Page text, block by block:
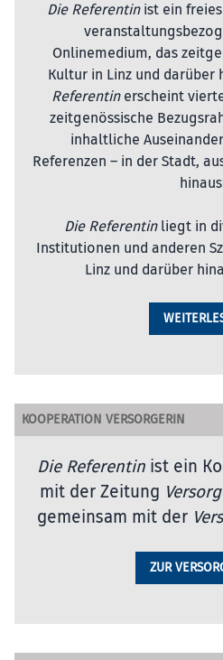
Die Referentinist ein
Onlinemedium, das
Kultur in Linz und darüber
Referentinerscheint
zeitgenössische
inhaltliche
Referenzen – in der Stadt,
Die Referentinliegt in
Institutionen und anderen
Linz und darüber
KOOPERATION VERSORGERIN
Die Referentin ist ein
mit der Zeitung
gemeinsam mit der
ZUR